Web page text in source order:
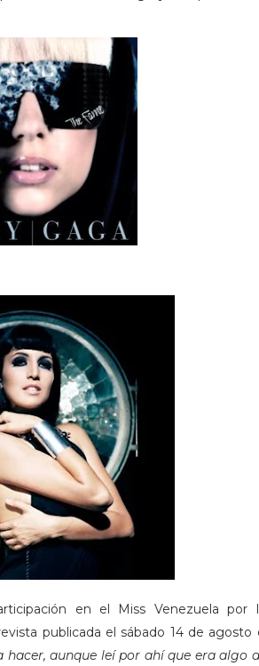
en el Miss Venezuela por
publicada el sábado 14 de agosto
aunque leí por ahí que era algo